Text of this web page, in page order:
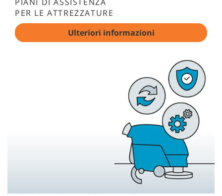
PER LE ATTREZZATURE
Ulteriori informazioni